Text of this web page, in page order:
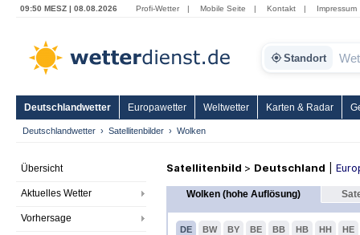
09:50 MESZ | 08.08.2026 Profi-Wetter | Mobile Seite | Kontakt | Impressum
Standort
Deutschlandwetter Europawetter Weltwetter Karten & Radar
Deutschlandwetter Satellitenbilder Wolken
Übersicht
Aktuelles Wetter
Vorhersage
Satellitenbild > Deutschland
Wolken (hohe Auflösung)
DE BW BY BE BB HB HH HE